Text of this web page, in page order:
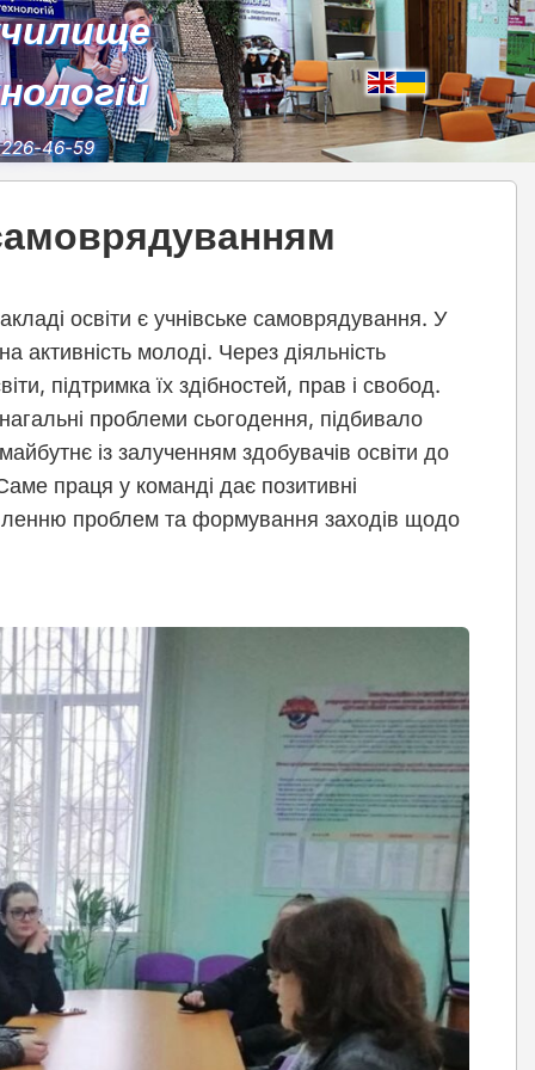
226-46-59
освіти є учнівське самоврядування. У
активність молоді. Через діяльність
підтримка їх здібностей, прав і свобод.
проблеми сьогодення, підбивало
із залученням здобувачів освіти до
праця у команді дає позитивні
проблем та формування заходів щодо